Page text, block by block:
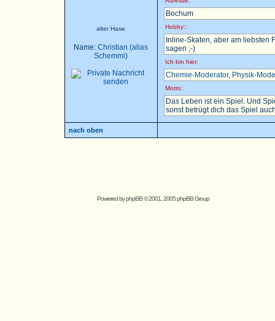
alter Hase
Name: Christian (alias
Schemmi)
Bochum
Hobby::
Inline-Skaten, aber am liebsten
sagen ;-)
Ich bin hier:
Chemie-Moderator, Physik-
Motto:
Das Leben ist ein Spiel. Und
sonst betrügt dich das Spiel
nach oben
Powered byphpBB© 2001, 2005 phpBB Group